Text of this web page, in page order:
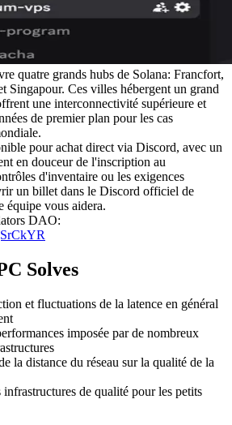
quatre grands hubs de Solana: Francfort,
Singapour. Ces villes hébergent un grand
une interconnectivité supérieure et
de premier plan pour les cas
pour achat direct via Discord, avec un
en douceur de l'inscription au
d'inventaire ou les exigences
un billet dans le Discord officiel de
équipe vous aidera.
DAO:
Solves
et fluctuations de la latence en général
imposée par de nombreux
la distance du réseau sur la qualité de la
de qualité pour les petits